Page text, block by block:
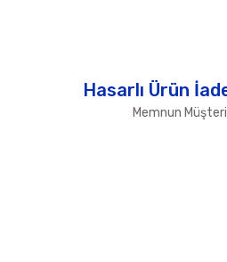
Hasarlı Ürün
Memnun